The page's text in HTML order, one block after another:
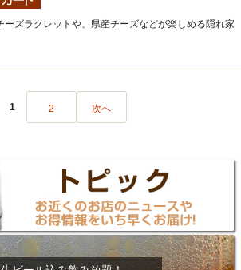
ーズラクレットや、県産チーズなどが楽しめる隠れ家
1 2 次へ